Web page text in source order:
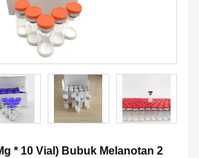
* 10 Vial) Bubuk Melanotan 2